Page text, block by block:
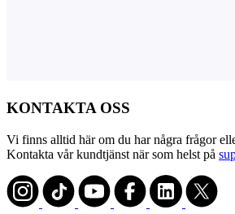
KONTAKTA OSS
Vi finns alltid här om du har några frågor
Kontakta vår kundtjänst när som helst på